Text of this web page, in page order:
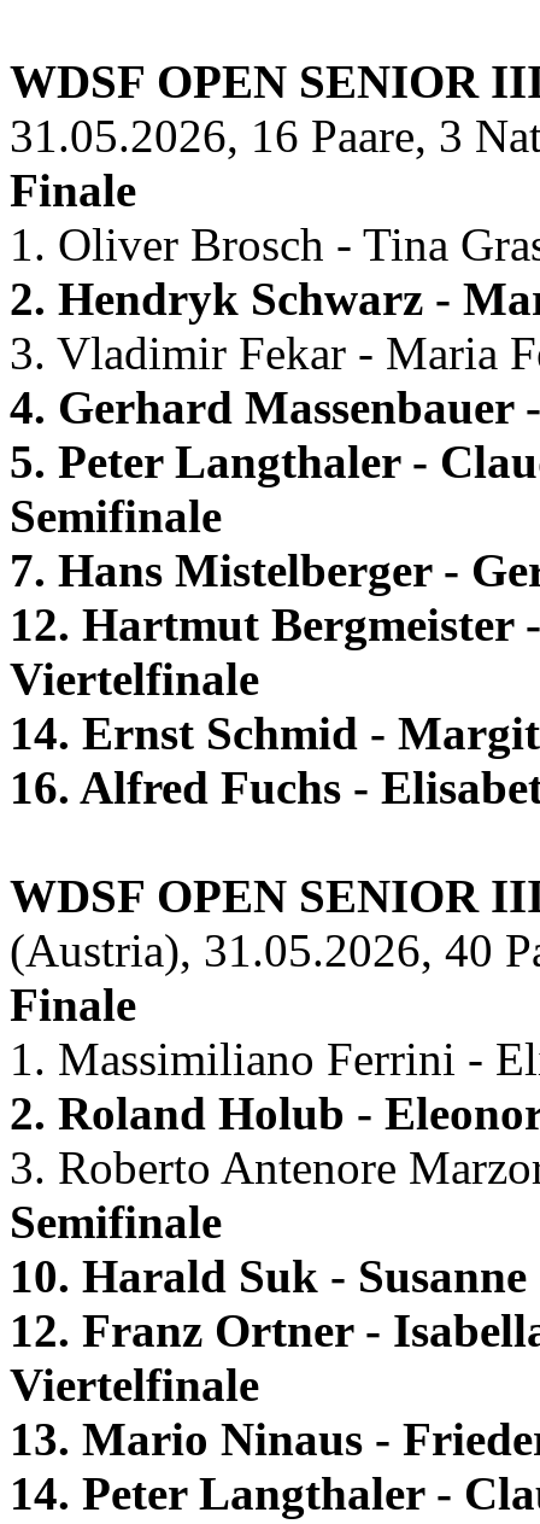
WDSF OPEN SENIOR
31.05.2026, 16 Paare, 3
Finale
1. Oliver Brosch - Tina
2. Hendryk Schwarz -
3. Vladimir Fekar - Maria
4. Gerhard
5. Peter Langthaler -
Semifinale
7. Hans Mistelberger -
12. Hartmut Bergmeister
Viertelfinale
14. Ernst Schmid -
16. Alfred Fuchs -
WDSF OPEN SENIOR
(Austria), 31.05.2026, 40
Finale
1. Massimiliano Ferrini -
2. Roland Holub -
3. Roberto Antenore
Semifinale
10. Harald Suk -
12. Franz Ortner -
Viertelfinale
13. Mario Ninaus -
14. Peter Langthaler -